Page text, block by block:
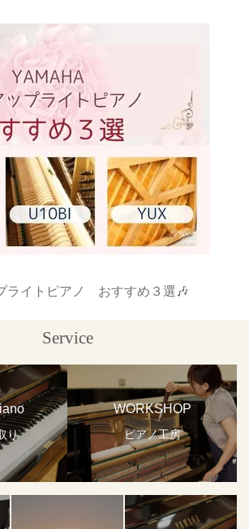
ライトピアノ おすすめ３選🎶
Service
り
WORKSHOP
ピアノ工房